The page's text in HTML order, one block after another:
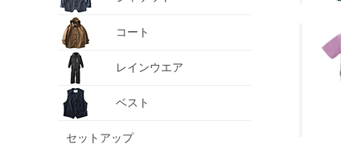
コート
レインウエア
ベスト
セットアップ